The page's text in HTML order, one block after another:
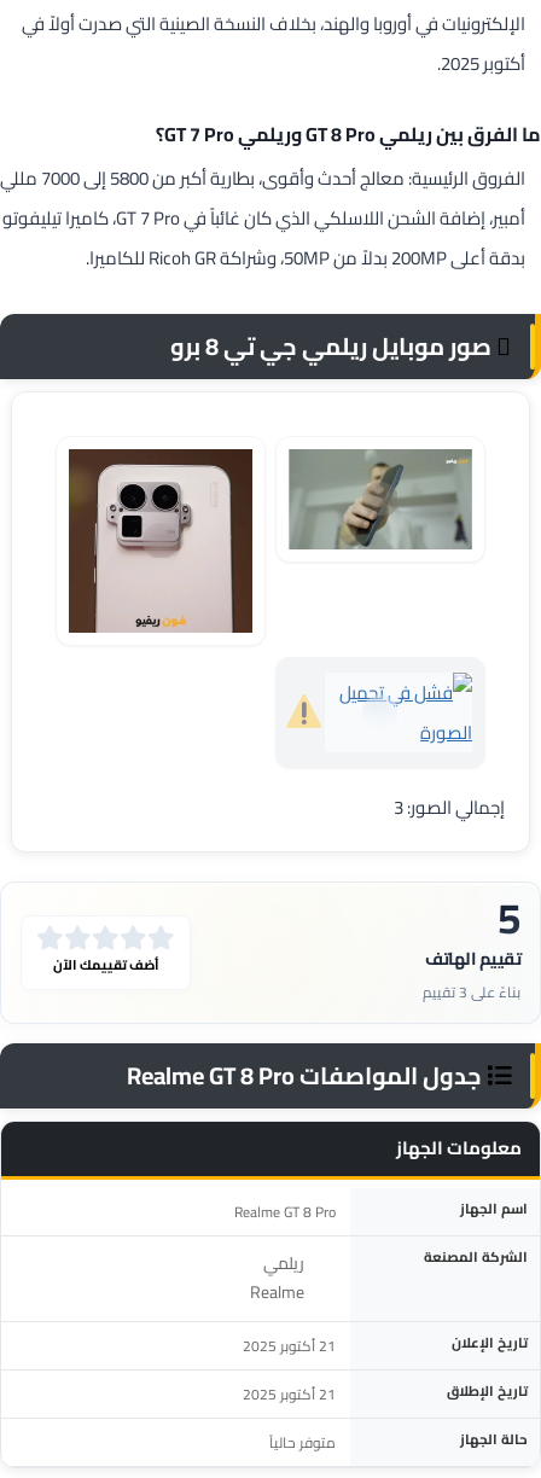
الإلكترونيات في أوروبا والهند، بخلاف النسخة الصينية التي صدرت أولاً في
أكتوبر 2025.
ما الفرق بين ريلمي GT 8 Pro وريلمي GT 7 Pro؟
الفروق الرئيسية: معالج أحدث وأقوى، بطارية أكبر من 5800 إلى 7000 مللي
أمبير، إضافة الشحن اللاسلكي الذي كان غائباً في GT 7 Pro، كاميرا تيليفوتو
بدقة أعلى 200MP بدلاً من 50MP، وشراكة Ricoh GR للكاميرا.
صور موبايل ريلمي جي تي 8 برو
تصميم موبايل Realme GT 8 Pro
إجمالي الصور: 3
5
تقييم الهاتف
بناءً على 3 تقييم
أضف تقييمك الآن
جدول المواصفات Realme GT 8 Pro
معلومات الجهاز
المواصفةالتفاصيلاسم الجهاز Realme GT 8 Pro
الشركة المصنعة
ريلمي
Realme
تاريخ الإعلان 21 أكتوبر 2025
تاريخ الإطلاق 21 أكتوبر 2025
حالة الجهاز متوفر حالياً